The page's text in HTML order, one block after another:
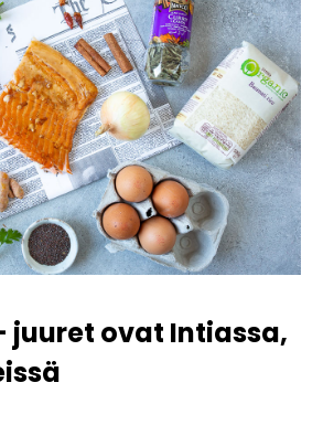
juuret ovat Intiassa,